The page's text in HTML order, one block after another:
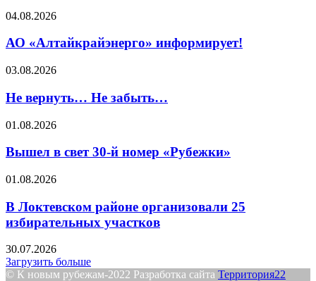
04.08.2026
АО «Алтайкрайэнерго» информирует!
03.08.2026
Не вернуть… Не забыть…
01.08.2026
Вышел в свет 30-й номер «Рубежки»
01.08.2026
В Локтевском районе организовали 25
избирательных участков
30.07.2026
Загрузить больше
© К новым рубежам-2022 Разработка сайта Территория22